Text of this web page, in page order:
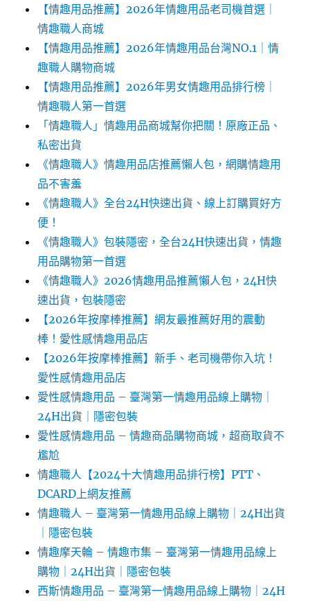
【情趣用品推薦】2026年情趣用品老司機首選｜
情趣職人商城
【情趣用品推薦】2026年情趣用品台灣NO.1｜情
趣職人購物商城
【情趣用品推薦】2026年男女情趣用品排行榜｜
情趣職人第一首選
「情趣職人」情趣用品商城幫你把關！原廠正品、
私密出貨
《情趣職人》情趣用品店推薦懶人包，網購情趣用
品不害羞
《情趣職人》全台24H快速出貨、線上訂購買好方
便！
《情趣職人》包裝隱密，全台24H快速出貨，情趣
用品購物第一首選
《情趣職人》2026情趣用品推薦懶人包，24H快
速出貨，包裝隱密
【2026年按摩棒推薦】網友最推薦好用的震動
棒！愛性感情趣用品店
【2026年按摩棒推薦】新手、老司機帶你入坑！
愛性感情趣用品店
愛性感情趣用品 – 臺灣第一情趣用品線上購物｜
24H出貨｜隱密包裝
愛性感情趣用品 – 情趣商品購物商城，超商取貨不
尷尬
情趣職人【2024十大情趣用品排行榜】PTT、
DCARD上網友推薦
情趣職人 – 臺灣第一情趣用品線上購物｜24H出貨
｜隱密包裝
情趣摩天輪 – 情趣市集 – 臺灣第一情趣用品線上
購物｜24H出貨｜隱密包裝
西斯情趣用品 – 臺灣第一情趣用品線上購物｜24H